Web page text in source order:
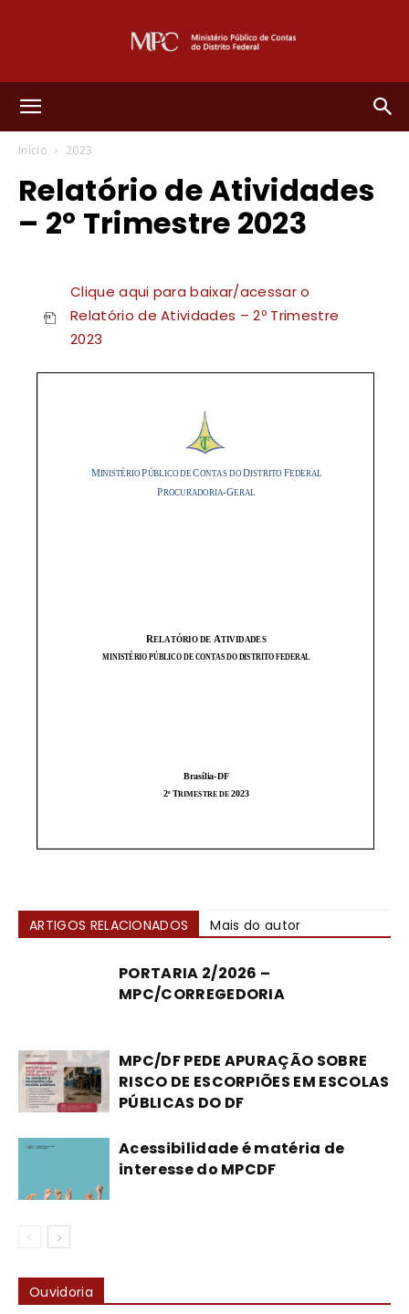
Público
do
Início 2023
Relatório de Atividades
– 2º Trimestre 2023
Clique aqui para baixar/acessar o
Relatório de Atividades – 2º Trimestre
2023
ARTIGOS RELACIONADOS Mais do autor
PORTARIA 2/2026 –
MPC/CORREGEDORIA
MPC/DF PEDE APURAÇÃO SOBRE
RISCO DE ESCORPIÕES EM ESCOLAS
PÚBLICAS DO DF
Acessibilidade é matéria de
interesse do MPCDF
Ouvidoria